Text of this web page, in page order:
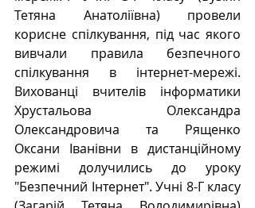
Тетяна Анатоліївна) провели
корисне спілкування, під час якого
вивчали правила безпечного
спілкування в інтернет-мережі.
Вихованці вчителів інформатики
Хрустальова Олександра
Олександровича та Рященко
Оксани Іванівни в дистанційному
режимі долучились до уроку
"Безпечний Інтернет". Учні 8-Г класу